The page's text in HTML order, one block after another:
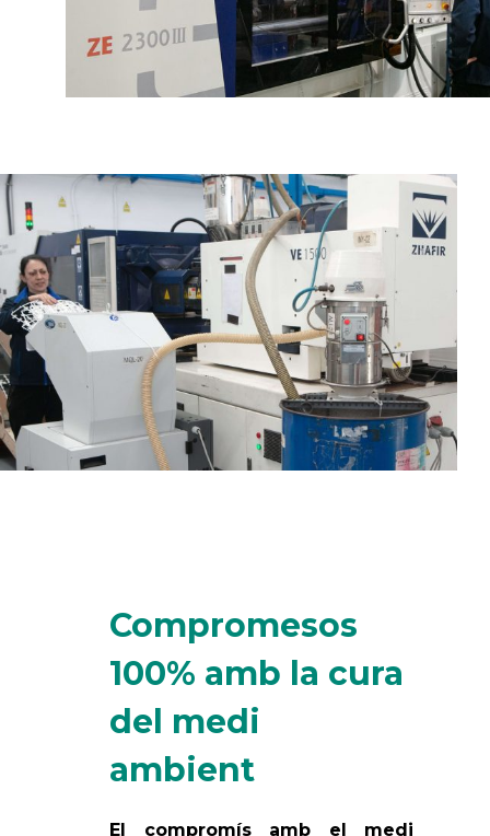
Compromesos
100% amb la cura
del medi
ambient
El compromís amb el medi